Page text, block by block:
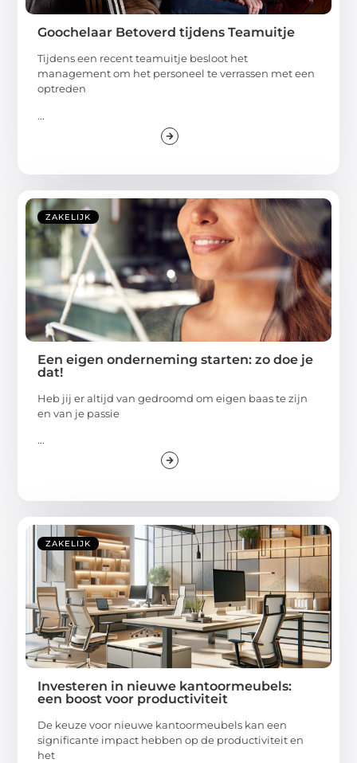
Goochelaar Betoverd tijdens Teamuitje
Tijdens een recent teamuitje besloot het
management om het personeel te verrassen met een
optreden
...
ZAKELIJK
Een eigen onderneming starten: zo doe je
dat!
Heb jij er altijd van gedroomd om eigen baas te zijn
en van je passie
...
ZAKELIJK
Investeren in nieuwe kantoormeubels:
een boost voor productiviteit
De keuze voor nieuwe kantoormeubels kan een
significante impact hebben op de productiviteit en
het